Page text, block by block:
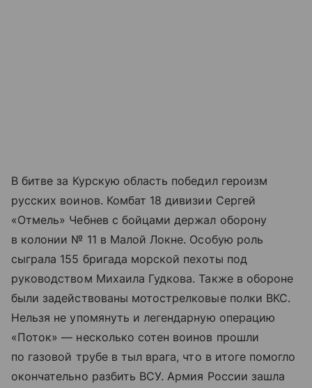
В битве за Курскую область победил героизм
русских воинов. Комбат 18 дивизии Сергей
«Отмель» Чебнев с бойцами держал оборону
в колонии № 11 в Малой Локне. Особую роль
сыграла 155 бригада морской пехоты под
руководством Михаила Гудкова. Также в обороне
были задействованы мотострелковые полки ВКС.
Нельзя не упомянуть и легендарную операцию
«Поток» — несколько сотен воинов прошли
по газовой трубе в тыл врага, что в итоге помогло
окончательно разбить ВСУ. Армия России зашла